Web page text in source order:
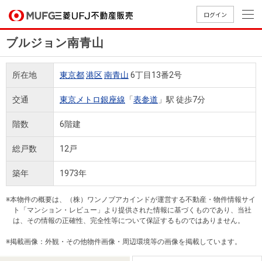
ログイン
買いたいTOP
中古
マン
ショ
ンを
新
築・
中古
一戸
建て
売りたいTOP
無
料
査
定
売
却
相
談
AI
店舗案内TOP
店舗のご
案内（首
都圏）
店舗のご
案内（名
古屋）
店舗のご
案内（関
西）
会社情報TOP
ごあいさ
つ
会社概
要
MUFG
Way
ョン
組織図
覧
採用情報TOP
新卒採用
情報
キャリア
採用情報
買いたい
売りたい
店舗案内
会社情報
採用情報
法人のお客さま
ブルジョン南青山
所在地 東京都港区南青山 6丁目13番2号
交通 東京メトロ銀座線 「表参道 」駅 徒歩7分
階数 6階建
総戸数 12戸
築年 1973年
※本物件の概要は、（株）ワンノブアカインドが運営する不動産・物件情報サイ
ト「マンション・レビュー」より提供された情報に基づくものであり、当社
は、その情報の正確性、完全性等について保証するものではありません。
※掲載画像：外観・その他物件画像・周辺環境等の画像を掲載しています。